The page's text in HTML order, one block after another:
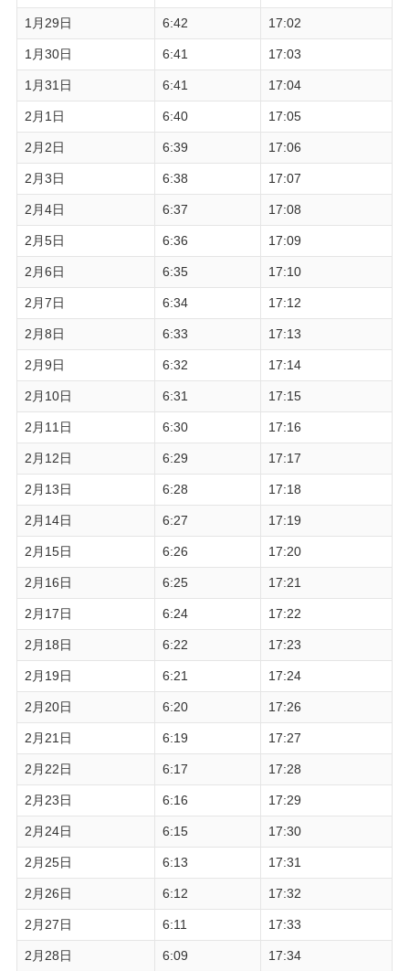
1月29日 6:42 17:02
1月30日 6:41 17:03
1月31日 6:41 17:04
2月1日 6:40 17:05
2月2日 6:39 17:06
2月3日 6:38 17:07
2月4日 6:37 17:08
2月5日 6:36 17:09
2月6日 6:35 17:10
2月7日 6:34 17:12
2月8日 6:33 17:13
2月9日 6:32 17:14
2月10日 6:31 17:15
2月11日 6:30 17:16
2月12日 6:29 17:17
2月13日 6:28 17:18
2月14日 6:27 17:19
2月15日 6:26 17:20
2月16日 6:25 17:21
2月17日 6:24 17:22
2月18日 6:22 17:23
2月19日 6:21 17:24
2月20日 6:20 17:26
2月21日 6:19 17:27
2月22日 6:17 17:28
2月23日 6:16 17:29
2月24日 6:15 17:30
2月25日 6:13 17:31
2月26日 6:12 17:32
2月27日 6:11 17:33
2月28日 6:09 17:34